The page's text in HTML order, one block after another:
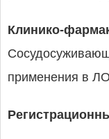
Клинико-
применения в